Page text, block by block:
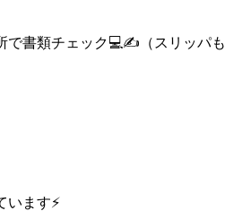
で書類チェック💻✍️（スリッパも
ます⚡️